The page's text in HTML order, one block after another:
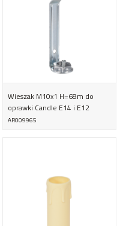
Wieszak M10x1 H=68m do
oprawki Candle E14 i E12
AR009965